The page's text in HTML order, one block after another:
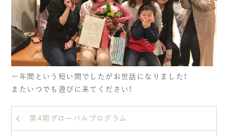
VIEW MORE VIEW MORE
一年間という短い間でしたがお世話になりました！
またいつでも遊びに来てください！
第4期グローバルプログラム